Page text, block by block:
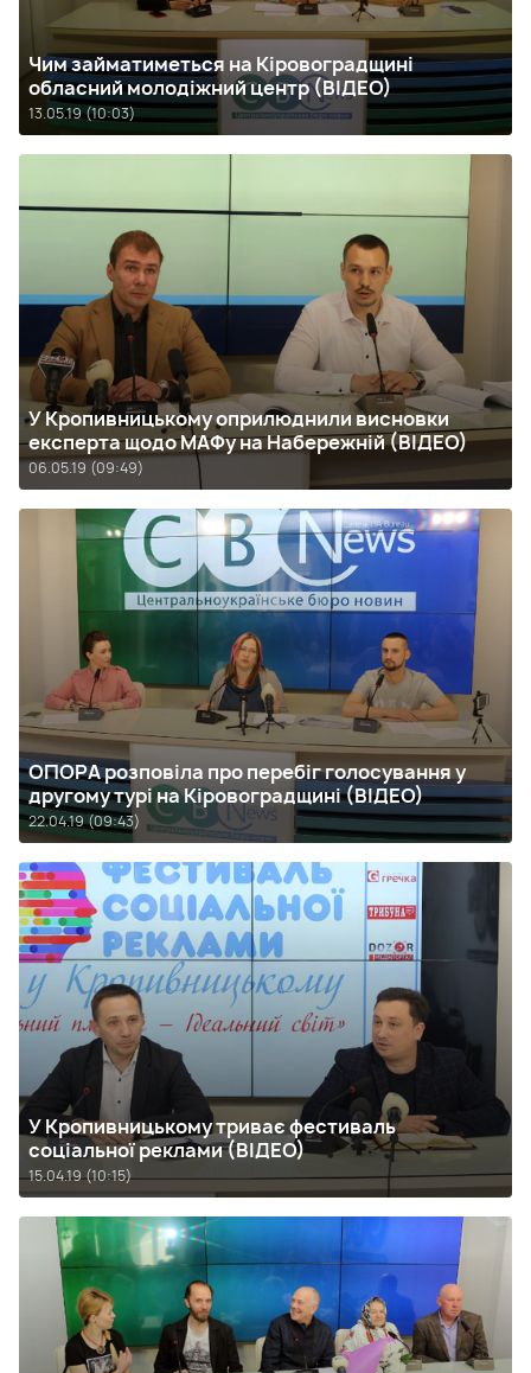
Чим займатиметься на Кіровоградщині
обласний молодіжний центр (ВІДЕО)
13.05.19 (10:03)
У Кропивницькому оприлюднили висновки
експерта щодо МАФу на Набережній (ВІДЕО)
06.05.19 (09:49)
ОПОРА розповіла про перебіг голосування у
другому турі на Кіровоградщині (ВІДЕО)
22.04.19 (09:43)
У Кропивницькому триває фестиваль
соціальної реклами (ВІДЕО)
15.04.19 (10:15)